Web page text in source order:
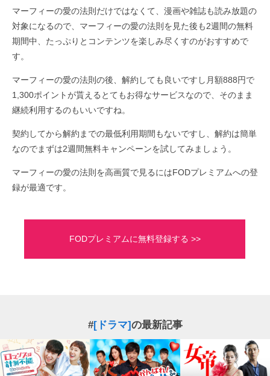
マーフィーの愛の法則だけではなくて、漫画や雑誌も読み放題の
対象になるので、マーフィーの愛の法則を見た後も2週間の無料
期間中、たっぷりとコンテンツを楽しみ尽くすのがおすすめで
す。
マーフィーの愛の法則の後、解約しても良いですし月額888円で
1,300ポイントが貰えるとてもお得なサービスなので、そのまま
継続利用するのもいいですね。
契約してから解約までの最低利用期間もないですし、解約は簡単
なのでまずは2週間無料キャンペーンを試してみましょう。
マーフィーの愛の法則を高画質で見るにはFODプレミアムへの登
録が最適です。
FODプレミアムに無料登録する >>
#[ドラマ]の最新記事